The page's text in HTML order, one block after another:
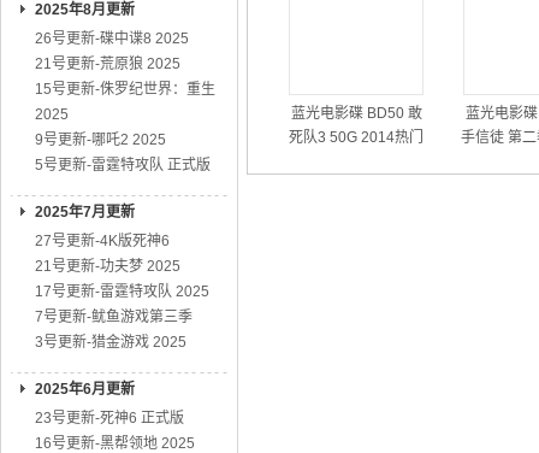
2025年8月更新
26号更新-碟中谍8 2025
21号更新-荒原狼 2025
15号更新-侏罗纪世界：重生
2025
9号更新-哪吒2 2025
5号更新-雷霆特攻队 正式版
2025年7月更新
27号更新-4K版死神6
21号更新-功夫梦 2025
17号更新-雷霆特攻队 2025
7号更新-鱿鱼游戏第三季
3号更新-猎金游戏 2025
2025年6月更新
23号更新-死神6 正式版
16号更新-黑帮领地 2025
蓝光电影碟 BD50 敢
死队3 50G 2014热门
蓝光电影
手信徒 第